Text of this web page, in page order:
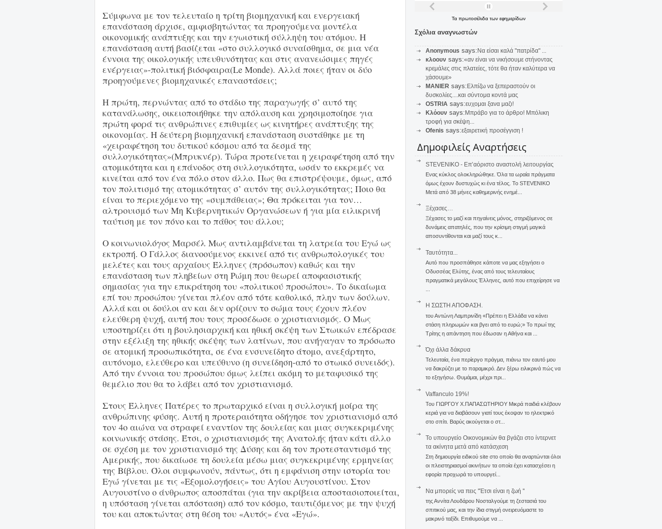
Σύμφωνα με τον τελευταίο η τρίτη βιομηχανική και ενεργειακή
επανάσταση άρχισε, αμφισβητώντας τα προηγούμενα μοντέλα
οικονομικής ανάπτυξης και την εγωιστική σύλληψη του ατόμου. Η
επανάσταση αυτή βασίζεται «στο συλλογικό συναίσθημα, σε μια νέα
έννοια της οικολογικής υπευθυνότητας και στις ανανεώσιμες πηγές
ενέργειας»-πολιτική βιόσφαιρα(Le Monde). Αλλά ποιες ήταν οι δύο
προηγούμενες βιομηχανικές επαναστάσεις;
Η πρώτη, περνώντας από το στάδιο της παραγωγής σ’ αυτό της
κατανάλωσης, οικειοποιήθηκε την απόλαυση και χρησιμοποίησε για
πρώτη φορά τις ανθρώπινες επιθυμίες ως κινητήρες ανάπτυξης της
οικονομίας. Η δεύτερη βιομηχανική επανάσταση συστάθηκε με τη
«χειραφέτηση του δυτικού κόσμου από τα δεσμά της
συλλογικότητας»(Μπρυκνέρ). Τώρα προτείνεται η χειραφέτηση από την
ατομικότητα και η επάνοδος στη συλλογικότητα, ωσάν το εκκρεμές να
κινείται από τον ένα πόλο στον άλλο. Πως θα επιστρέψουμε, όμως, από
τον πολιτισμό της ατομικότητας σ’ αυτόν της συλλογικότητας; Ποιο θα
είναι το περιεχόμενο της «συμπάθειας»; Θα πρόκειται για τον…
αλτρουισμό των Μη Κυβερνητικών Οργανώσεων ή για μία ειλικρινή
ταύτιση με τον πόνο και το πάθος του άλλου;
Ο κοινωνιολόγος Μαρσέλ Μως αντιλαμβάνεται τη λατρεία του Εγώ ως
εκτροπή. Ο Γάλλος διανοούμενος εκκινεί από τις ανθρωπολογικές του
μελέτες και τους αρχαίους Έλληνες (πρόσωπον) καθώς και την
επανάσταση των πληβείων στη Ρώμη που θεωρεί αποφασιστικής
σημασίας για την επικράτηση του «πολιτικού προσώπου». Το δικαίωμα
επί του προσώπου γίνεται πλέον από τότε καθολικό, πλην των δούλων.
Αλλά και οι δούλοι αν και δεν ορίζουν το σώμα τους έχουν πλέον
ελεύθερη ψυχή, αυτή που τους προσέδωσε ο χριστιανισμός. Ο Μως
υποστηρίζει ότι η βουλησιαρχική και ηθική σκέψη των Στωικών επέδρασε
στην εξέλιξη της ηθικής σκέψης των λατίνων, που ανήγαγαν το πρόσωπο
σε ατομική προσωπικότητα, σε ένα ενσυνείδητο άτομο, ανεξάρτητο,
αυτόνομο, ελεύθερο και υπεύθυνο (η συνείδηση-από το στωικό συνειδός).
Από την έννοια του προσώπου όμως λείπει ακόμη το μεταφυσικό της
θεμέλιο που θα το λάβει από τον χριστιανισμό.
Στους Έλληνες Πατέρες το πρωταρχικό είναι η συλλογική μοίρα της
ανθρώπινης φύσης. Αυτή η προτεραιότητα οδήγησε τον χριστιανισμό από
τον 4ο αιώνα να στραφεί εναντίον της δουλείας και μιας συγκεκριμένης
κοινωνικής στάσης. Έτσι, ο χριστιανισμός της Ανατολής ήταν κάτι άλλο
σε σχέση με τον χριστιανισμό της Δύσης και δη τον προτεσταντισμό της
Αμερικής, που δικαίωσε τη δουλεία μέσω μιας συγκεκριμένης ερμηνείας
της Βίβλου. Όλοι συμφωνούν, πάντως, ότι η εμφάνιση στην ιστορία του
Εγώ γίνεται με τις «Εξομολογήσεις» του Αγίου Αυγουστίνου. Στον
Αυγουστίνο ο άνθρωπος αποσπάται (για την ακρίβεια αποστασιοποιείται,
η υπόσταση γίνεται απόσταση) από τον κόσμο, ταυτιζόμενος με την ψυχή
του και αποκτώντας στη θέση του «Αυτός» ένα «Εγώ».
Τα πρωτοσέλιδα των εφημερίδων
Σχόλια αναγνωστών
Anonymous says: Να είσαι καλά "πατρίδα" ...
κλοουν says:«αν είναι να νικήσουμε στήνοντας
κρεμάλες στις πλατείες, τότε θα ήταν καλύτερα να
χάσουμε»
MANIER says: Ελπίζω να ξεπεραστούν οι
δυσκολίες....και σύντομα κοντά μας
OSTRIA says:ευχομαι ξανα μαζι!
Κλόουν says: Μπράβο για το άρθρο! Μπόλικη
τροφή για σκέψη...
Ofenis says:εξαιρετική προσέγγιση !
Δημοφιλείς Αναρτήσεις
STEVENIKO - Επ’αόριστο αναστολή λειτουργίας
Ενας κύκλος ολοκληρώθηκε. Όλα τα ωραία πράγματα
όμως έχουν δυστυχώς κι ένα τέλος. Το STEVENIKO
Μετά από 38 μήνες καθημερινής ενημέ...
Ξέχασες…
Ξέχασες το μαζί και πηγαίνεις μόνος, στηριζόμενος σε
δυνάμεις απατηλές, που την κρίσιμη στιγμή μαγικά
αποσυντίθονται και μαζί τους κ...
Ταυτότητα...
Αυτό που προσπάθησε κάποτε να μας εξηγήσει ο
Οδυσσέας Ελύτης, ένας από τους τελευταίους
πραγματικά μεγάλους Έλληνες, αυτό που επιχείρησε να
Η ΣΩΣΤΗ ΑΠΟΦΑΣΗ.
του Αντώνη Λαμπρινίδη «Πρέπει η Ελλάδα να κάνει
στάση πληρωμών και βγει από το ευρώ;» Το πρωί της
Τρίτης η απάντηση που έδωσαν η Αθήνα και ...
Όχι άλλα δάκρυα
Τελευταία, ένα περίεργο πράγμα, πιάνω τον εαυτό μου
να δακρύζει με το παραμικρό. Δεν ξέρω ειλικρινά πώς να
το εξηγήσω. Θυμάμαι, μέχρι πρι...
Vaffanculo 19%!
Του ΓΙΩΡΓΟΥ Χ.ΠΑΠΑΣΩΤΗΡΙΟΥ Μικρά παιδιά κλέβουν
κεριά για να διαβάσουν γιατί τους έκοψαν το ηλεκτρικό
στο σπίτι. Βαρύς ακούγεται ο στ...
To υπουργείο Οικονομικών θα βγάζει στο ίντερνετ
τα ακίνητα μετά από κατάσχεση
Στη δημιουργία ειδικού site στο οποίο θα αναρτώνται όλοι
οι πλειστηριασμοί ακινήτων τα οποία έχει κατασχέσει η
εφορία προχωρά το υπουργεί...
Να μπορείς να πεις ''Έτσι είναι η ζωή ''
της Αννίτα Λουδάρου Νοσταλγούμε τη ζεστασιά του
σπιτικού μας, και την ίδια στιγμή ονειρευόμαστε το
μακρινό ταξίδι. Επιθυμούμε να ...